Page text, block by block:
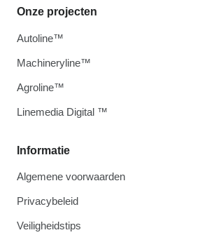
Informatie
Algemene voorwaarden
Privacybeleid
Veiligheidstips
Onze projecten
Autoline™
Machineryline™
Agroline™
Linemedia Digital ™